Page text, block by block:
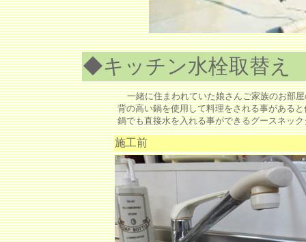
◆キッチン水栓取替え
一緒に住まわれていた娘さんご家族のお部
背の高い鍋を使用して料理をされる事がある
鍋でも直接水を入れる事ができるグースネッ
施工前